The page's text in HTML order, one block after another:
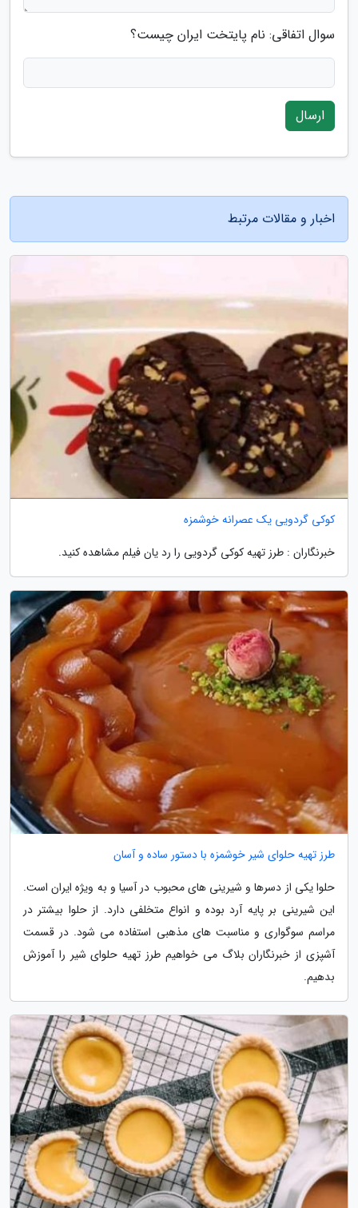
سوال اتفاقی: نام پایتخت ایران چیست؟
ارسال
اخبار و مقالات مرتبط
کوکی گردویی یک عصرانه خوشمزه
خبرنگاران : طرز تهیه کوکی گردویی را رد یان فیلم مشاهده کنید.
طرز تهیه حلوای شیر خوشمزه با دستور ساده و آسان
حلوا یکی از دسرها و شیرینی های محبوب در آسیا و به ویژه ایران است.
این شیرینی بر پایه آرد بوده و انواع متخلفی دارد. از حلوا بیشتر در
مراسم سوگواری و مناسبت های مذهبی استفاده می شود. در قسمت
آشپزی از خبرنگاران بلاگ می خواهیم طرز تهیه حلوای شیر را آموزش
بدهیم.